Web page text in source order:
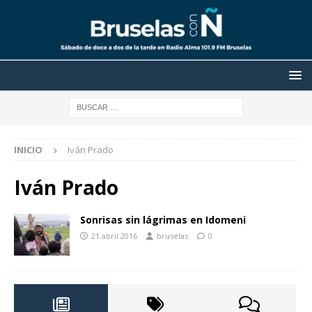
INICIO Iván Prado
Iván Prado
Sonrisas sin lágrimas en Idomeni
21 abril 2016 bruselas 0